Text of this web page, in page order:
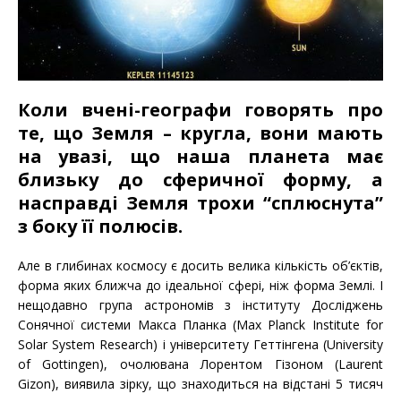
Коли вчені-географи говорять про
те, що Земля – кругла, вони мають
на увазі, що наша планета має
близьку до сферичної форму, а
насправді Земля трохи “сплюснута”
з боку її полюсів.
Але в глибинах космосу є досить велика кількість об’єктів,
форма яких ближча до ідеальної сфері, ніж форма Землі. І
нещодавно група астрономів з інституту Досліджень
Сонячної системи Макса Планка (Max Planck Institute for
Solar System Research) і університету Геттінгена (University
of Gottingen), очолювана Лорентом Гізоном (Laurent
Gizon), виявила зірку, що знаходиться на відстані 5 тисяч